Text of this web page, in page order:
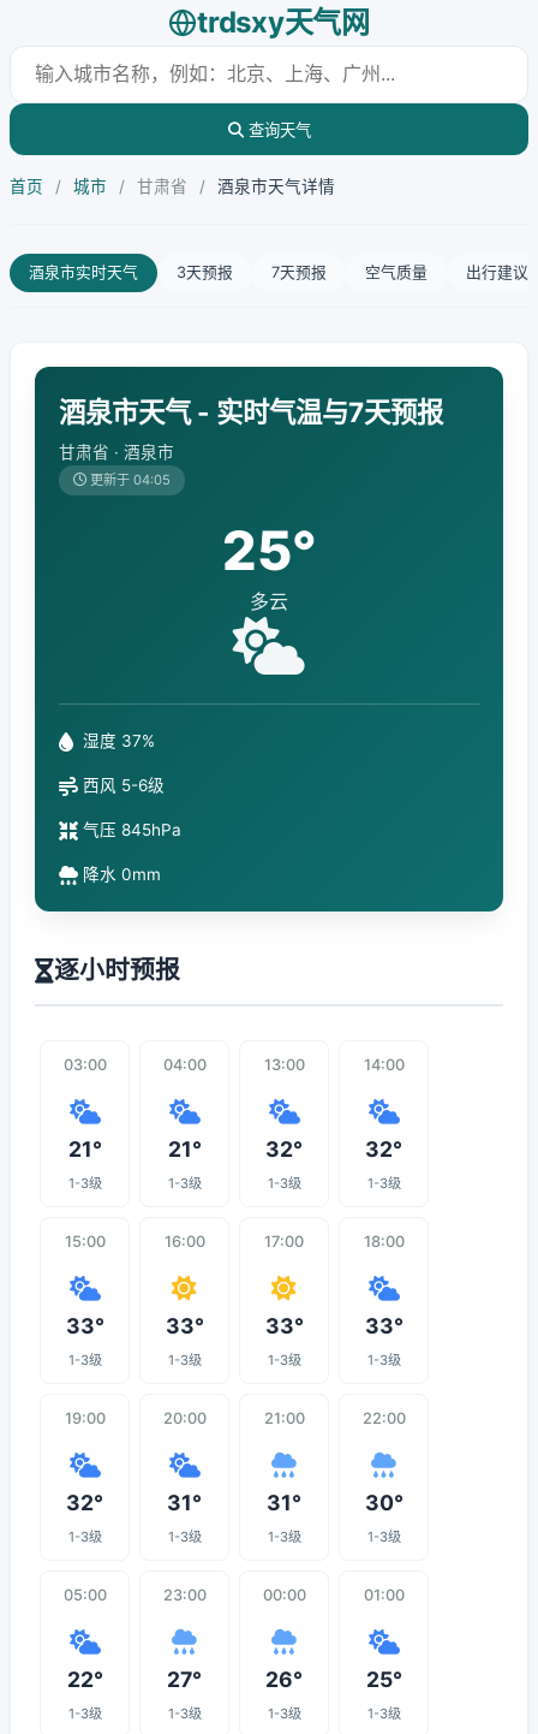
trdsxy天气网
查询天气
首页 / 城市 / 甘肃省 / 酒泉市天气详情
酒泉市实时天气 3天预报 7天预报 空气质量 出行建议
酒泉市天气 - 实时气温与7天预报
甘肃省 · 酒泉市
更新于 04:05
25°
多云
湿度 37%
西风 5-6级
气压 845hPa
降水 0mm
逐小时预报
03:00
21°
1-3级
04:00
21°
1-3级
13:00
32°
1-3级
14:00
32°
1-3级
15:00
33°
1-3级
16:00
33°
1-3级
17:00
33°
1-3级
18:00
33°
1-3级
19:00
32°
1-3级
20:00
31°
1-3级
21:00
31°
1-3级
22:00
30°
1-3级
05:00
22°
1-3级
23:00
27°
1-3级
00:00
26°
1-3级
01:00
25°
1-3级